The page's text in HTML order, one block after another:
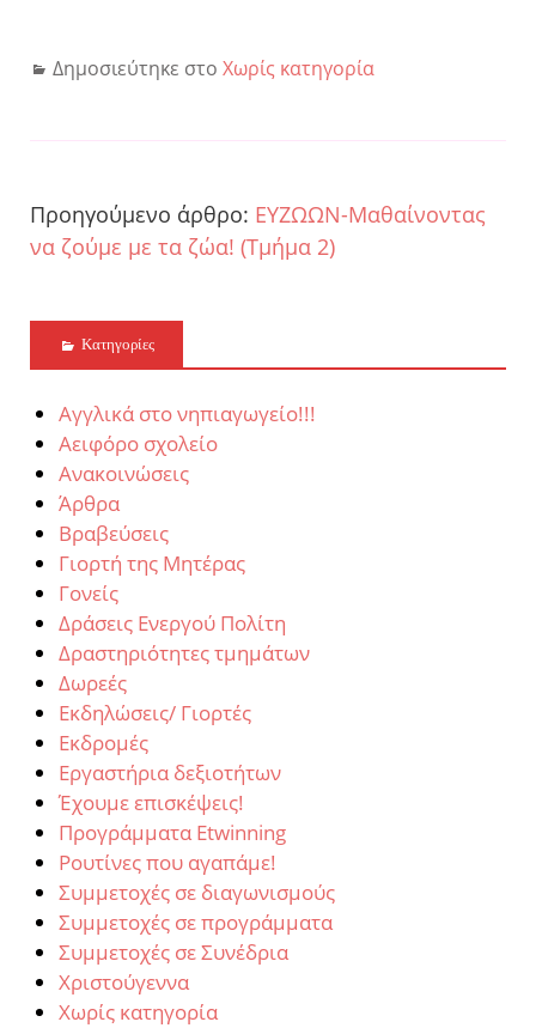
Δημοσιεύτηκε στο Χωρίς κατηγορία
Προηγούμενο άρθρο: ΕΥΖΩΩΝ-Μαθαίνοντας
να ζούμε με τα ζώα! (Τμήμα 2)
Kατηγορίες
Αγγλικά στο νηπιαγωγείο!!!
Αειφόρο σχολείο
Ανακοινώσεις
Άρθρα
Βραβεύσεις
Γιορτή της Μητέρας
Γονείς
Δράσεις Ενεργού Πολίτη
Δραστηριότητες τμημάτων
Δωρεές
Εκδηλώσεις/ Γιορτές
Εκδρομές
Εργαστήρια δεξιοτήτων
Έχουμε επισκέψεις!
Προγράμματα Etwinning
Ρουτίνες που αγαπάμε!
Συμμετοχές σε διαγωνισμούς
Συμμετοχές σε προγράμματα
Συμμετοχές σε Συνέδρια
Χριστούγεννα
Χωρίς κατηγορία